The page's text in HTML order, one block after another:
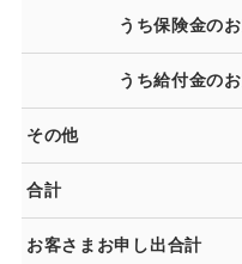
うち保険金の
うち給付金の
その他
合計
お客さまお申し出合計